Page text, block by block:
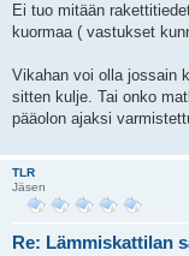
Ei tuo mitään
kuormaa ( vastukset
Vikahan voi olla jossain
sitten kulje. Tai onko
pääolon ajaksi
TLR
Jäsen
Re: Lämmiskattilan